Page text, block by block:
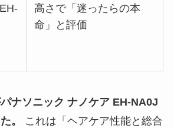
高さで「迷ったらの本
命」と評価
ナソニック ナノケア EH-NA0J
。
これは「ヘアケア性能と総合